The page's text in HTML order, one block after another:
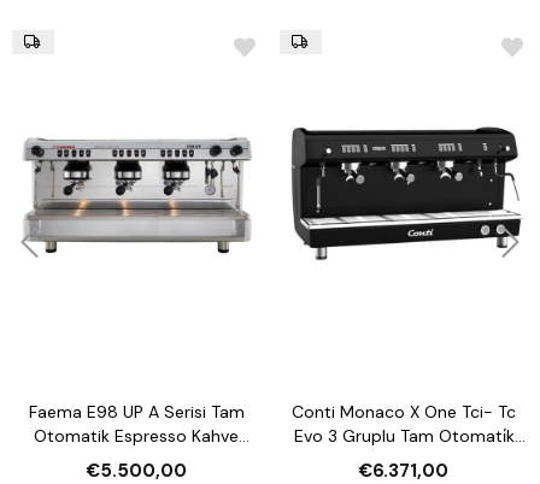
kargo ve kurulum hizmeti.
Faema E98 UP A Serisi Tam
Otomatik Espresso Kahve
Makinesi 3 Gruplu White
€5.500,00
Conti Monaco X One Tci- Tc
Evo 3 Gruplu Tam Otomati̇k
Espresso Maki̇nesi̇
€6.371,00